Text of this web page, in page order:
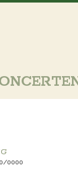
0000